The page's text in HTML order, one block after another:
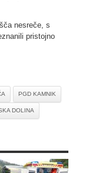
nesreče, s
pristojno
PGD KAMNIK
DOLINA